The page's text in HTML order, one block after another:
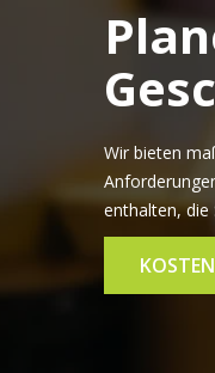
Wir bieten
enthalten, die